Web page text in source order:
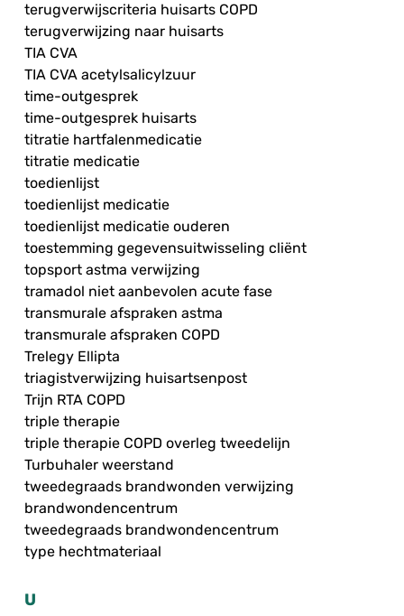
terugverwijscriteria huisarts COPD
terugverwijzing naar huisarts
TIA CVA
TIA CVA acetylsalicylzuur
time-outgesprek
time-outgesprek huisarts
titratie hartfalenmedicatie
titratie medicatie
toedienlijst
toedienlijst medicatie
toedienlijst medicatie ouderen
toestemming gegevensuitwisseling cliënt
topsport astma verwijzing
tramadol niet aanbevolen acute fase
transmurale afspraken astma
transmurale afspraken COPD
Trelegy Ellipta
triagistverwijzing huisartsenpost
Trijn RTA COPD
triple therapie
triple therapie COPD overleg tweedelijn
Turbuhaler weerstand
tweedegraads brandwonden verwijzing
brandwondencentrum
tweedegraads brandwondencentrum
type hechtmateriaal
U